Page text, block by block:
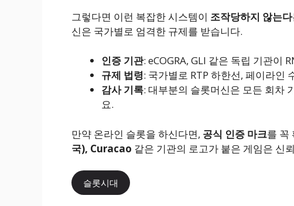
그렇다면 이런 복잡한 시스템이 조작당하지 않는다
신은 국가별로 엄격한 규제를 받습니다.
인증 기관: eCOGRA, GLI 같은 독립 기관이
규제 법령: 국가별로 RTP 하한선, 페이라인
감사 기록: 대부분의 슬롯머신은 모든 회차
요.
만약 온라인 슬롯을 하신다면, 공식 인증 마크를 꼭
국), Curacao 같은 기관의 로고가 붙은 게임은 신
슬롯시대